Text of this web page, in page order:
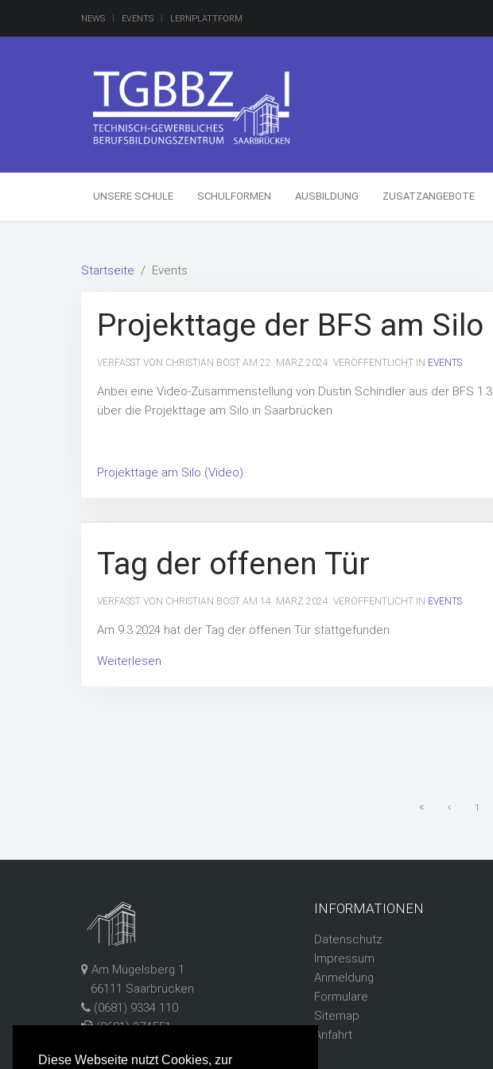
Diese Webseite nutzt Cookies, zur
NEWS EVENTS LERNPLATTFORM
UNSERE SCHULE SCHULFORMEN AUSBILDUNG ZUSATZANGEBOTE
Startseite Events
Projekttage der BFS am Silo
VERFASST VON CHRISTIAN BOST AM 22. MÄRZ 2024. VERÖFFENTLICHT IN EVENTS
Anbei eine Video-Zusammenstellung von Dustin Schindler aus der BFS 1.3
über die Projekttage am Silo in Saarbrücken
Projekttage am Silo (Video)
Tag der offenen Tür
VERFASST VON CHRISTIAN BOST AM 14. MÄRZ 2024. VERÖFFENTLICHT IN EVENTS
Am 9.3.2024 hat der Tag der offenen Tür stattgefunden.
Weiterlesen
1
Am Mügelsberg 1
66111 Saarbrücken
(0681) 9334 110
(0681) 374551
INFORMATIONEN
Datenschutz
Impressum
Anmeldung
Formulare
Sitemap
Anfahrt